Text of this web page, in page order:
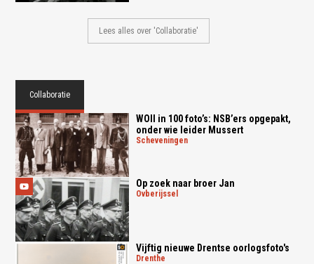
Lees alles over 'Collaboratie'
Collaboratie
WOII in 100 foto’s: NSB’ers opgepakt,
onder wie leider Mussert
scheveningen
Op zoek naar broer Jan
ovberijssel
Vijftig nieuwe Drentse oorlogsfoto's
drenthe